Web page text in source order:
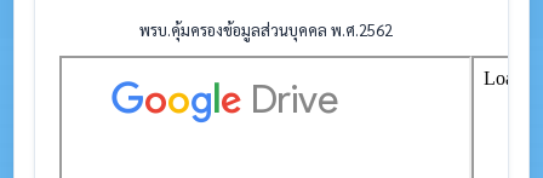
พรบ.คุ้มครองข้อมูลส่วนบุคคล พ.ศ.2562